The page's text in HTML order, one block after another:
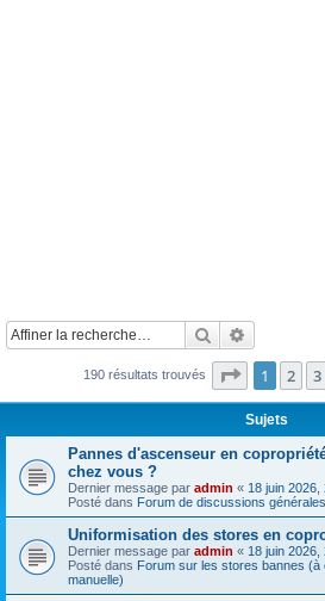
Rechercher
190 résultats trouvés Page 1sur8
1 2 3
Sujets
Pannes d'ascenseur en
chez vous ?
Dernier message par admin « 18 juin 2026,
Posté dans Forum de discussions
Uniformisation des stores en
Dernier message par admin « 18 juin 2026,
Posté dans Forum sur les stores bannes (à
manuelle)